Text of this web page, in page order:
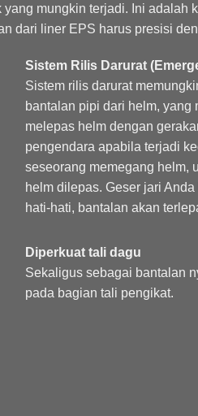
mungkin terjadi. Ini adalah
dari liner EPS harus presisi
Sistem Rilis Darurat
Sistem rilis darurat
bantalan pipi dari helm, yang
melepas helm dengan
pengendara apabila terjadi
seseorang memegang helm,
helm dilepas. Geser jari Anda
hati-hati, bantalan akan
Diperkuat tali dagu
Sekaligus sebagai bantalan
pada bagian tali pengikat.